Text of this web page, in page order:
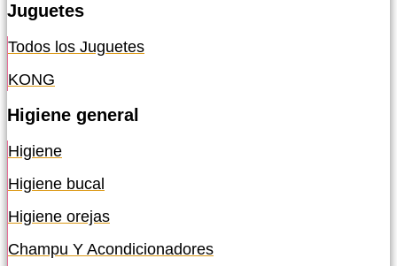
Juguetes
Todos los Juguetes
KONG
Higiene general
Higiene
Higiene bucal
Higiene orejas
Champu Y Acondicionadores